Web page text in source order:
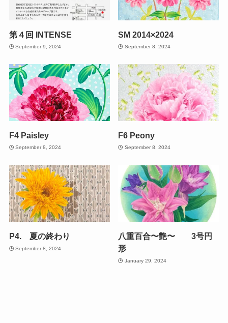
第４回 INTENSE
September 9, 2024
SM 2014×2024
September 8, 2024
F4 Paisley
September 8, 2024
F6 Peony
September 8, 2024
P4. 夏の終わり
September 8, 2024
八重百合〜艶〜 3号円
形
January 29, 2024